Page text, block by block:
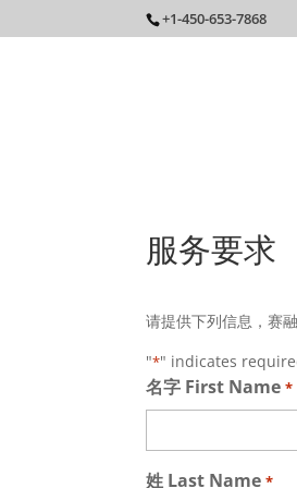
+1-450-653-7868
服务要求
请提供下列信息，赛
"*" indicates
名字 First Name *
姓 Last Name *